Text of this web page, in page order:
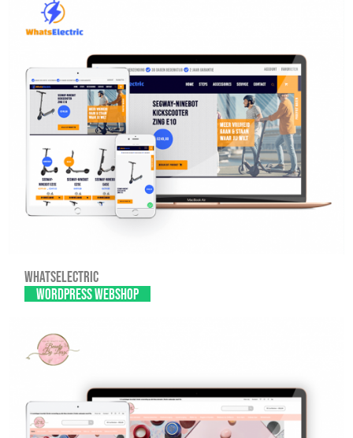
Whatselectric
WordPress webshop